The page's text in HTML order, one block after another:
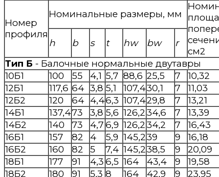
Номер
профиля
Номинальные размеры, мм
см2
h b s t hw bw
r
Тип Б - Балочные нормальные двутавры
10Б1
100 55 4,1 5,7 88,6 25,5 7
10,32
12Б1
117,6 64 3,8 5,1 107,430,1 7
11,03
12Б2
120 64 4,46,3 107,429,8 7
13,21
14Б1
137,473 3,8 5,6 126,234,6 7
13,39
14Б2
140 73 4,76,9 126,234,2 7
16,43
16Б1
157 82 4 5,9 145,239 9
16,18
16Б2
160 82 5 7,4 145,238,5 9
20,09
18Б1
177 91 4,3 6,5 164 43,4 9
19,58
18Б2
180 91 5,3 8 164 42,9 9
23,95